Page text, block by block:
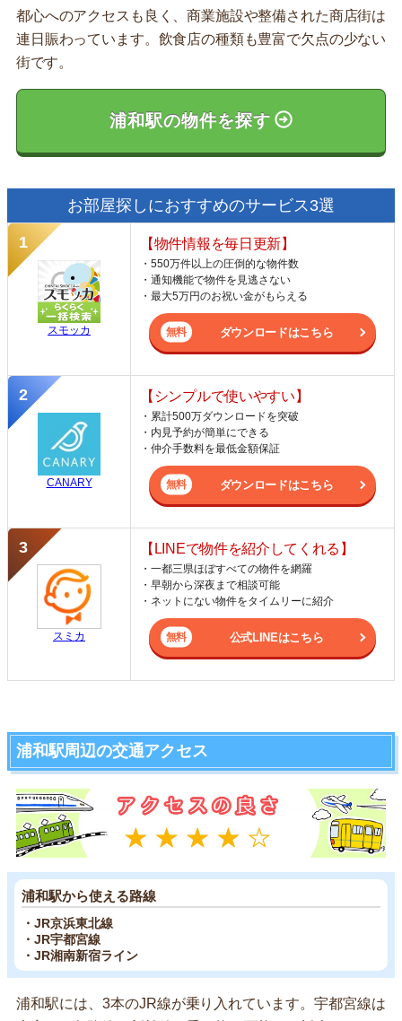
都心へのアクセスも良く、商業施設や整備された商店街は
連日賑わっています。飲食店の種類も豊富で欠点の少ない
街です。
浦和駅の物件を探す
お部屋探しにおすすめのサービス3選
スモッカ
【物件情報を毎日更新】
・550万件以上の圧倒的な物件数
・通知機能で物件を見逃さない
・最大5万円のお祝い金がもらえる
ダウンロードはこちら
CANARY
【シンプルで使いやすい】
・累計500万ダウンロードを突破
・内見予約が簡単にできる
・仲介手数料を最低金額保証
ダウンロードはこちら
スミカ
【LINEで物件を紹介してくれる】
・一都三県ほぼすべての物件を網羅
・早朝から深夜まで相談可能
・ネットにない物件をタイムリーに紹介
公式LINEはこちら
浦和駅周辺の交通アクセス
浦和駅から使える路線
・JR京浜東北線
・JR宇都宮線
・JR湘南新宿ライン
浦和駅には、3本のJR線が乗り入れています。宇都宮線は